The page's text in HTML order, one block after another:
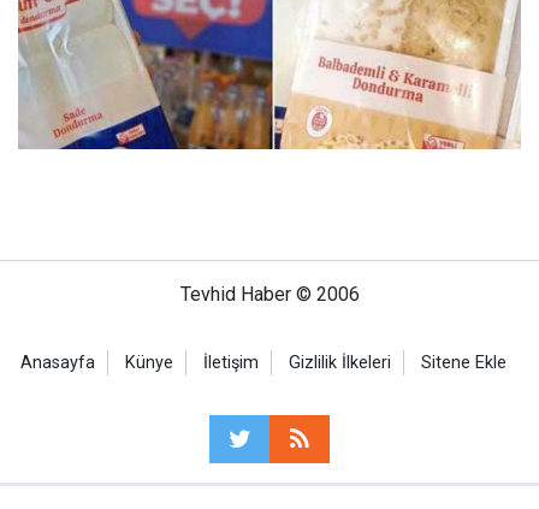
Tevhid Haber © 2006
Anasayfa Künye İletişim Gizlilik İlkeleri Sitene Ekle